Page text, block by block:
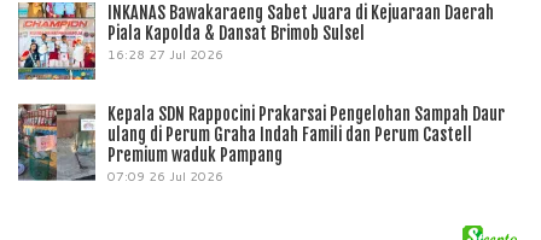
INKANAS Bawakaraeng Sabet Juara di Kejuaraan Daerah
Piala Kapolda & Dansat Brimob Sulsel
16:28 27 Jul 2026
Kepala SDN Rappocini Prakarsai Pengelohan Sampah Daur
ulang di Perum Graha Indah Famili dan Perum Castell
Premium waduk Pampang
07:09 26 Jul 2026